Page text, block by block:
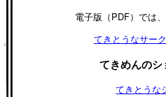
電子版（PDF）では
てきとうなサー
てきめんのシ
てきとうな